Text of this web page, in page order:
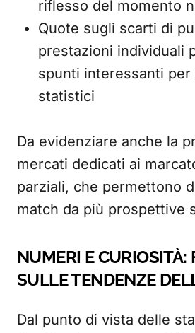
riflesso del momento
Quote sugli scarti di
prestazioni individuali
spunti interessanti
statistici
Da evidenziare anche la
mercati dedicati ai
parziali, che permettono
match da più prospettive
NUMERI E CURIOSITÀ:
SULLE TENDENZE
Dal punto di vista delle